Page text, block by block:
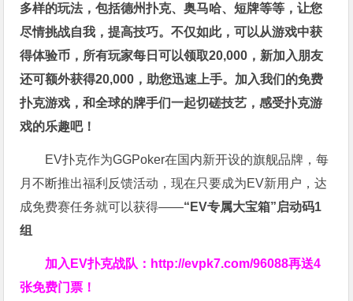
多样的玩法，包括德州扑克、奥马哈、短牌等等，让您
尽情挑战自我，提高技巧。不仅如此，可以从游戏中获
得体验币，所有玩家每日可以领取20,000，新加入朋友
还可额外获得20,000，助您迅速上手。 加入我们的免费
扑克游戏，和全球的牌手们一起切磋技艺，感受扑克游
戏的乐趣吧！
EV扑克作为GGPoker在国内新开设的旗舰品牌，每
月不断推出福利反馈活动，现在只要成为EV新用户，达
成免费赛任务就可以获得——“EV专属大宝箱”启动码1
组
加入EV扑克战队： http://evpk7.com/96088再送4
张免费门票！